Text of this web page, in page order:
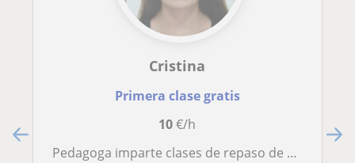
Cristina
Primera clase gratis
10€/h
Pedagoga imparte clases de repaso de Primaria y ESO